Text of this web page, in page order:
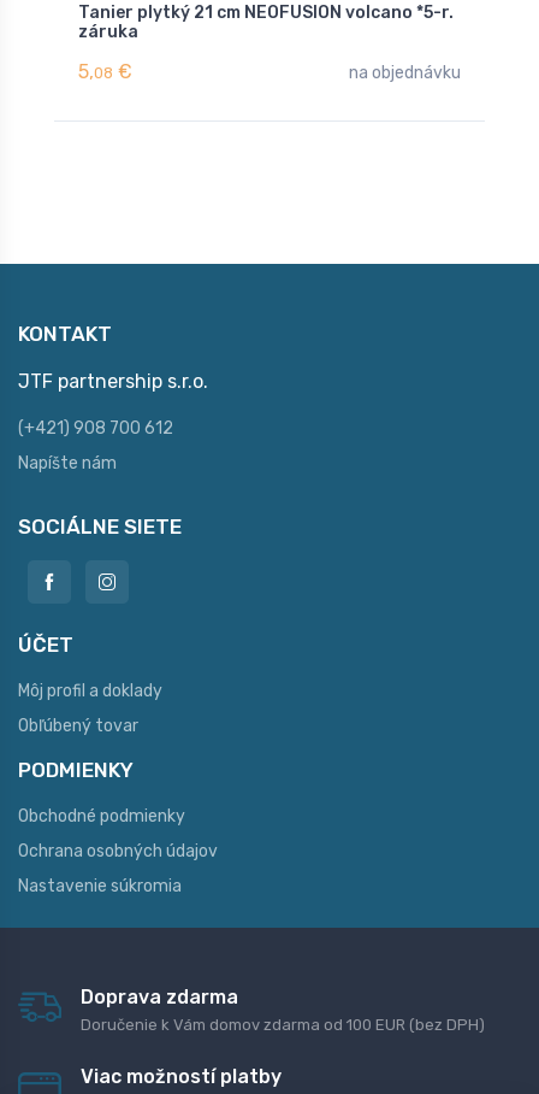
Tanier plytký 21 cm NEOFUSION volcano *5-r.
záruka
5,08 € na objednávku
KONTAKT
JTF partnership s.r.o.
(+421) 908 700 612
Napíšte nám
SOCIÁLNE SIETE
ÚČET
Môj profil a doklady
Obľúbený tovar
PODMIENKY
Obchodné podmienky
Ochrana osobných údajov
Nastavenie súkromia
Doprava zdarma
Doručenie k Vám domov zdarma od 100 EUR (bez DPH)
Viac možností platby